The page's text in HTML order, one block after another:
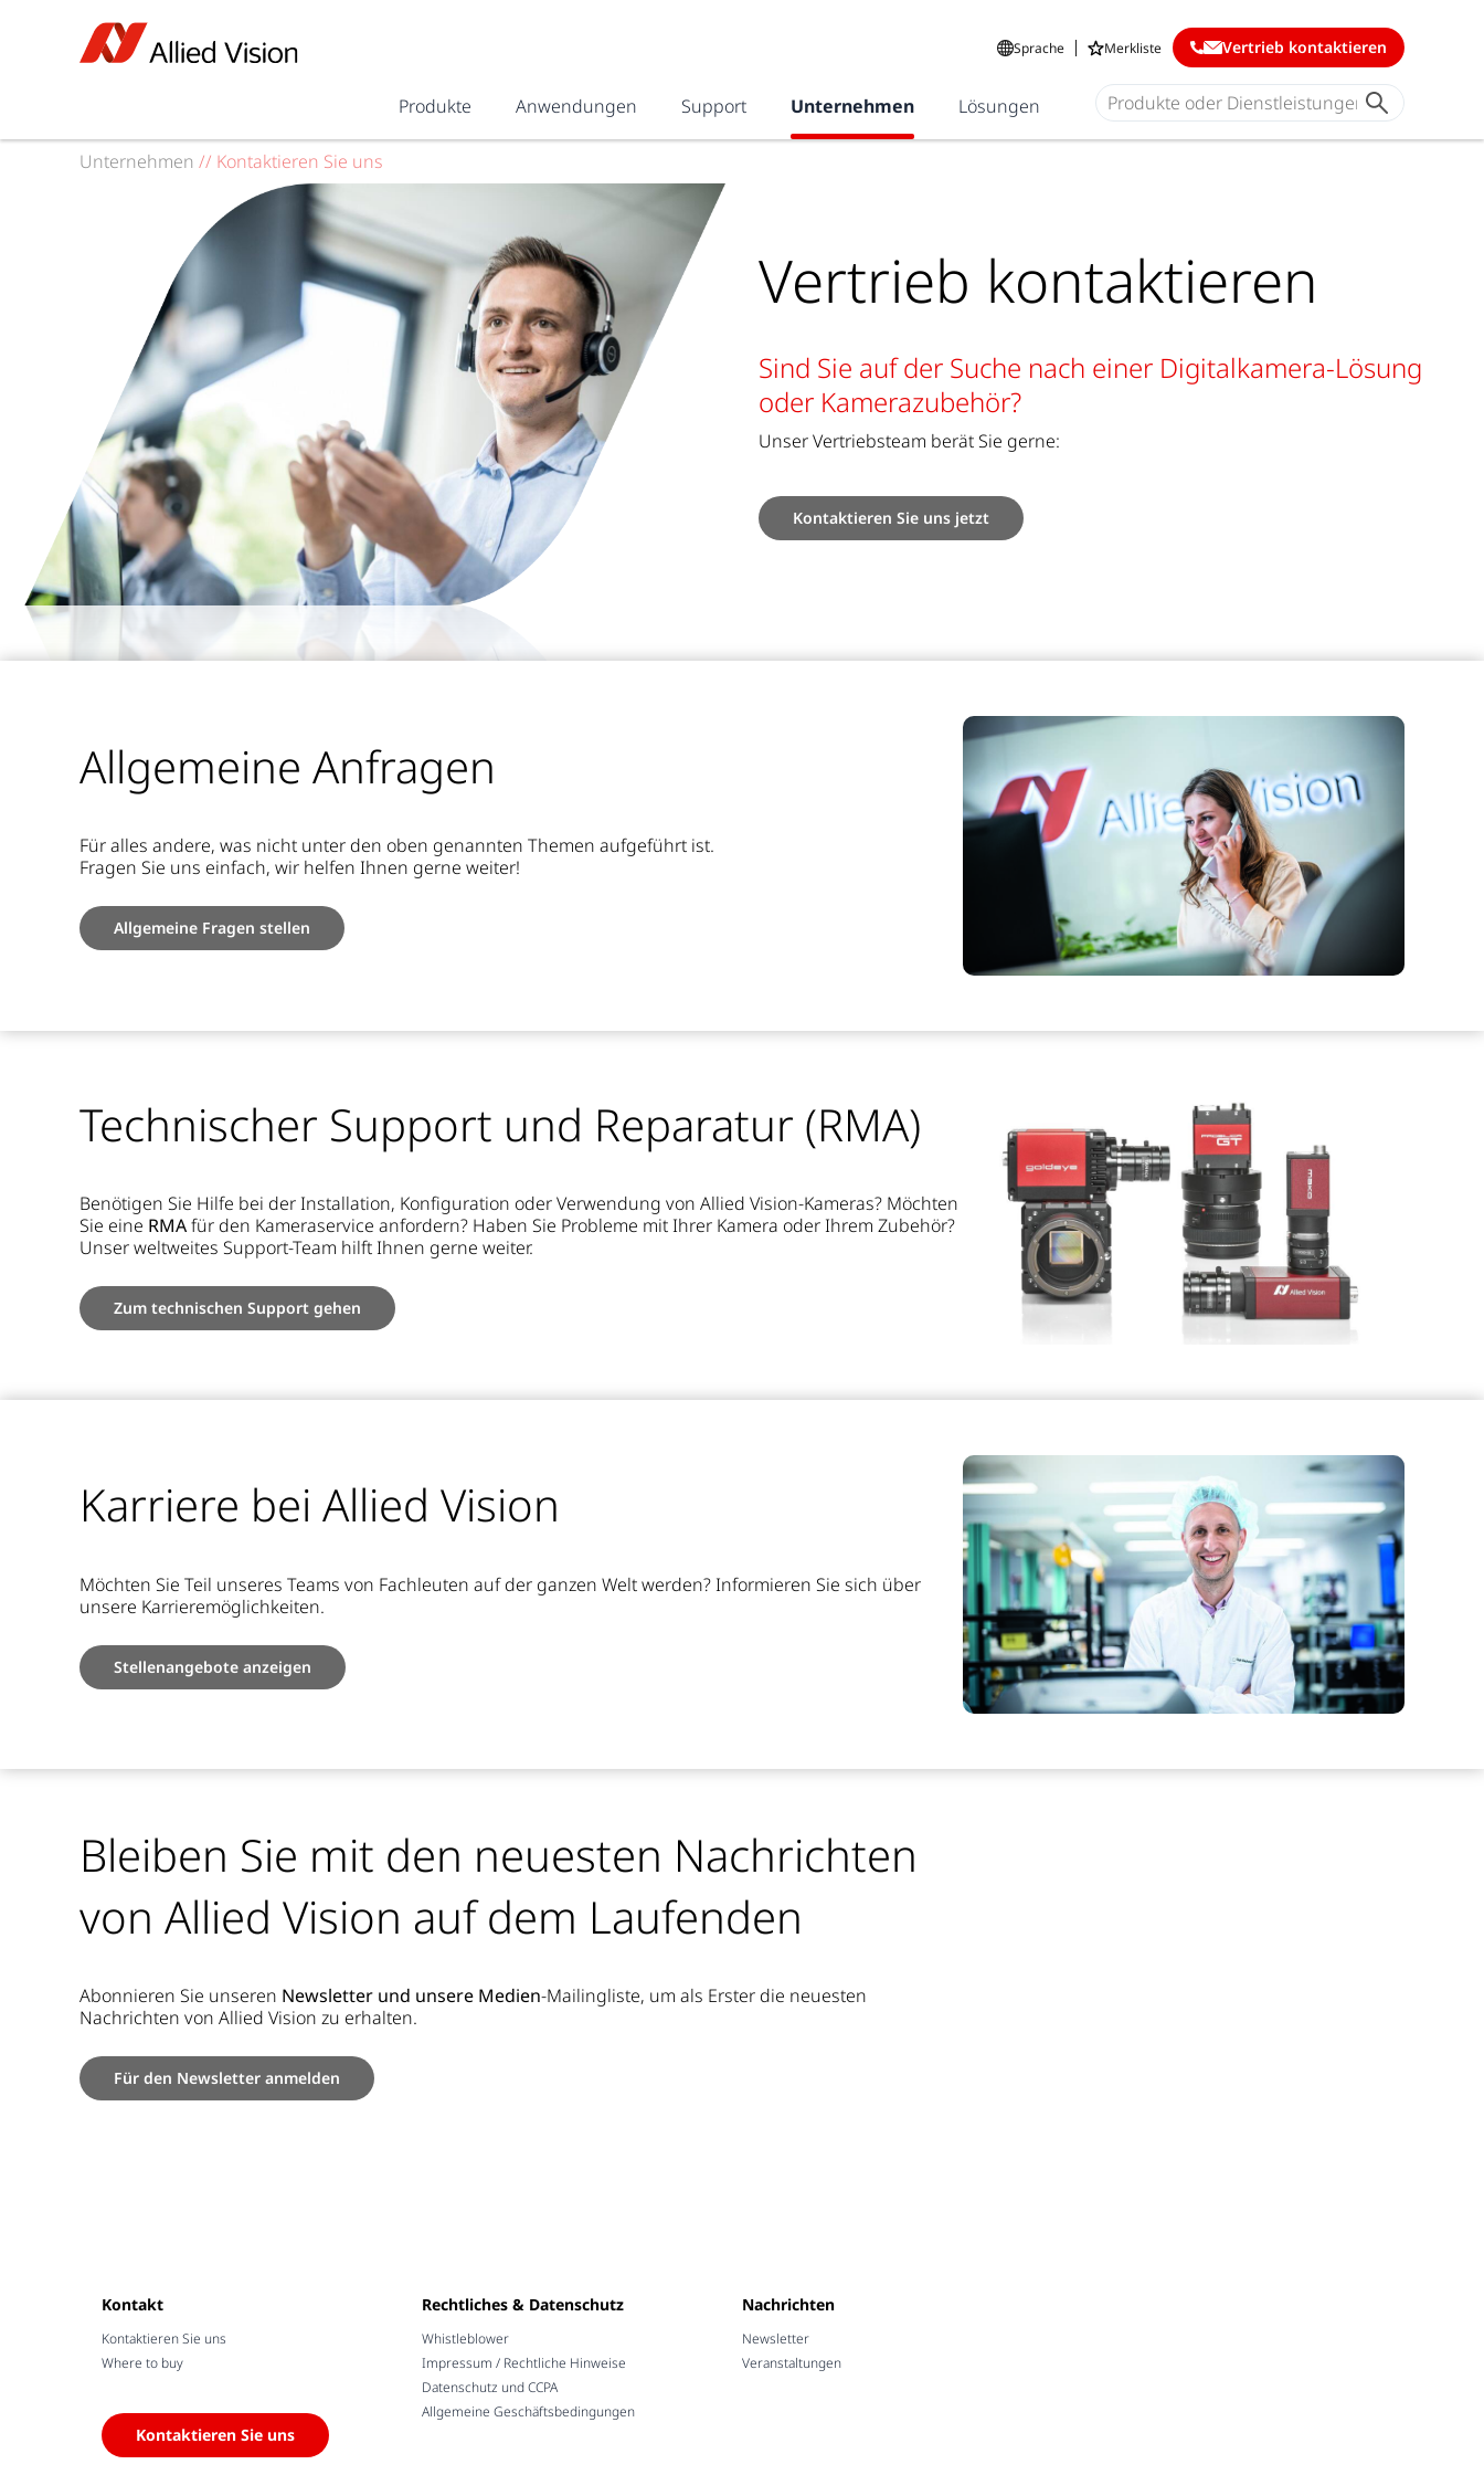
Sprache Merkliste Vertrieb kontaktieren
Produkte Anwendungen Support Unternehmen Lösungen
Unternehmen // Kontaktieren Sie uns
Vertrieb kontaktieren
Sind Sie auf der Suche nach einer Digitalkamera-Lösung
oder Kamerazubehör?
Unser Vertriebsteam berät Sie gerne:
Kontaktieren Sie uns jetzt
Allgemeine Anfragen
Für alles andere, was nicht unter den oben genannten Themen aufgeführt ist.
Fragen Sie uns einfach, wir helfen Ihnen gerne weiter!
Allgemeine Fragen stellen
Technischer Support und Reparatur (RMA)
Benötigen Sie Hilfe bei der Installation, Konfiguration oder Verwendung von Allied Vision-Kameras? Möchten
Sie eine RMAfür den Kameraservice anfordern? Haben Sie Probleme mit Ihrer Kamera oder Ihrem Zubehör?
Unser weltweites Support-Team hilft Ihnen gerne weiter.
Zum technischen Support gehen
Karriere bei Allied Vision
Möchten Sie Teil unseres Teams von Fachleuten auf der ganzen Welt werden? Informieren Sie sich über
unsere Karrieremöglichkeiten.
Stellenangebote anzeigen
Bleiben Sie mit den neuesten Nachrichten
von Allied Vision auf dem Laufenden
Abonnieren Sie unseren Newsletter und unsere Medien-Mailingliste, um als Erster die neuesten
Nachrichten von Allied Vision zu erhalten.
Für den Newsletter anmelden
Kontakt
Kontaktieren Sie uns
Where to buy
Kontaktieren Sie uns
Rechtliches & Datenschutz
Whistleblower
Impressum / Rechtliche Hinweise
Datenschutz und CCPA
Allgemeine Geschäftsbedingungen
Nachrichten
Newsletter
Veranstaltungen